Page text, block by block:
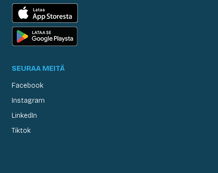
SEURAA MEITÄ
Facebook
Instagram
LinkedIn
Tiktok